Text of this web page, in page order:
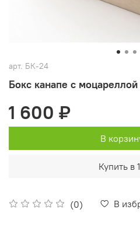
арт. БК-24
Бокс канапе с
(0) В
1 600 ₽
В
Купить в